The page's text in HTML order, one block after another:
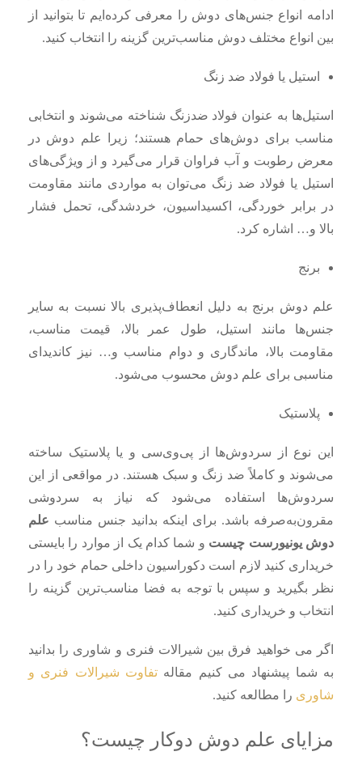
ادامه انواع جنس‌های دوش را معرفی کرده‌ایم تا بتوانید از
بین انواع مختلف دوش مناسب‌ترین گزینه را انتخاب کنید.
استیل یا فولاد ضد زنگ
استیل‌ها به ‌عنوان فولاد ضدزنگ شناخته می‌شوند و انتخابی
مناسب برای دوش‌های حمام هستند؛ زیرا علم دوش در
معرض رطوبت و آب فراوان قرار می‌گیرد و از ویژگی‌های
استیل یا فولاد ضد زنگ می‌توان به مواردی مانند مقاومت
در برابر خوردگی، اکسیداسیون، خردشدگی، تحمل فشار
بالا و… اشاره کرد.
برنج
علم دوش برنج به دلیل انعطاف‌پذیری بالا نسبت به سایر
جنس‌ها مانند استیل، طول عمر بالا، قیمت مناسب،
مقاومت بالا، ماندگاری و دوام مناسب و… نیز کاندیدای
مناسبی برای علم دوش محسوب می‌شود.
پلاستیک
این نوع از سردوش‌ها از پی‌وی‌سی و یا پلاستیک ساخته
می‌شوند و کاملاً ضد زنگ و سبک هستند. در مواقعی از این
سردوش‌ها استفاده می‌شود که نیاز به سردوشی
مقرون‌به‌صرفه باشد. برای اینکه بدانید جنس مناسب علم
دوش یونیورست چیست و شما کدام یک از موارد را بایستی
خریداری کنید لازم است دکوراسیون داخلی حمام خود را در
نظر بگیرید و سپس با توجه به فضا مناسب‌ترین گزینه را
انتخاب و خریداری کنید.
اگر می خواهید فرق بین شیرالات فنری و شاوری را بدانید
به شما پیشنهاد می کنیم مقاله تفاوت شیرالات فنری و
شاوری را مطالعه کنید.
مزایای علم دوش دوکار چیست؟